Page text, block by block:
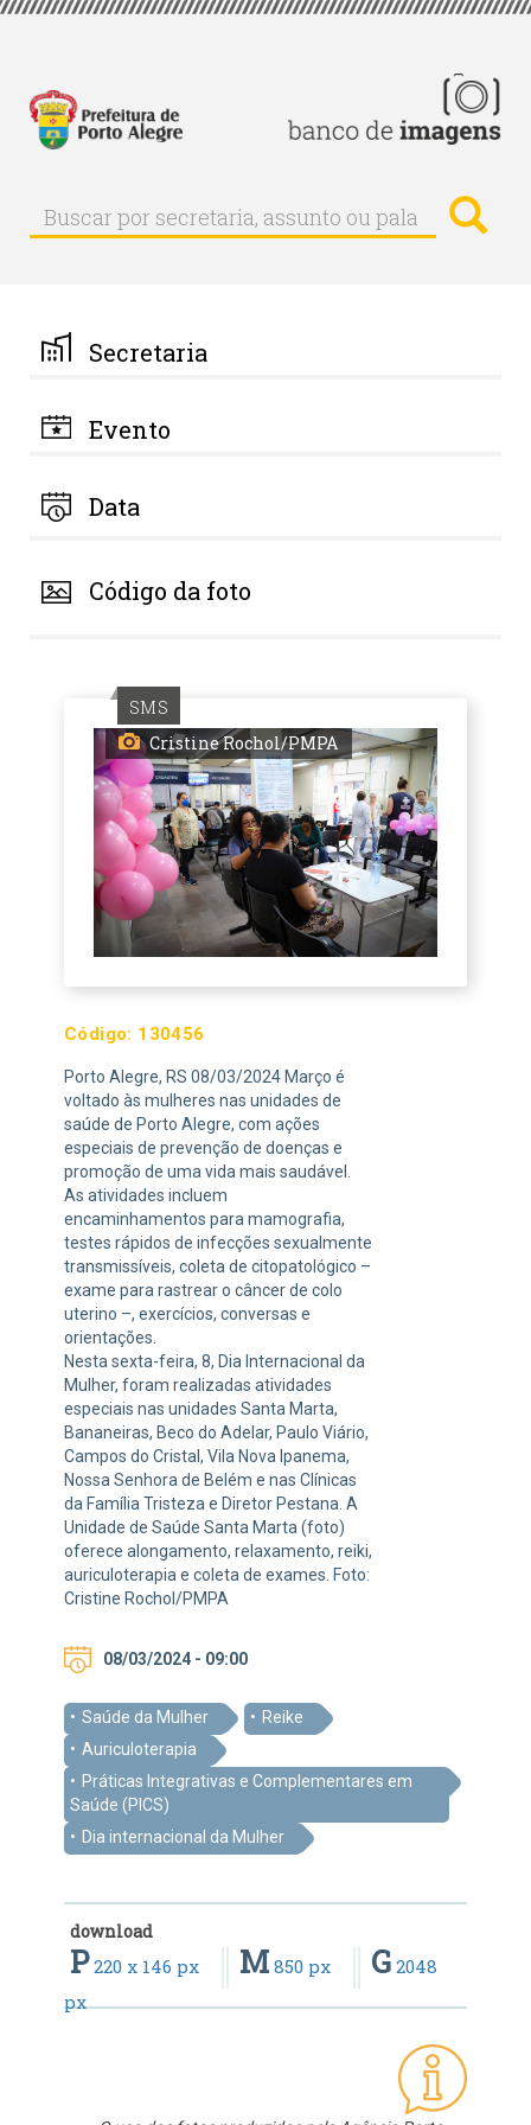
Pular
principal
Buscar
Buscar
por
palavra-
chave
Secretaria
Evento
Data
Código da foto
SMS
Cristine Rochol/PMPA
Código: 130456
Porto Alegre, RS 08/03/2024 Março é
voltado às mulheres nas unidades de
saúde de Porto Alegre, com ações
especiais de prevenção de doenças e
promoção de uma vida mais saudável.
As atividades incluem
encaminhamentos para mamografia,
testes rápidos de infecções sexualmente
transmissíveis, coleta de citopatológico –
exame para rastrear o câncer de colo
uterino –, exercícios, conversas e
orientações.
Nesta sexta-feira, 8, Dia Internacional da
Mulher, foram realizadas atividades
especiais nas unidades Santa Marta,
Bananeiras, Beco do Adelar, Paulo Viário,
Campos do Cristal, Vila Nova Ipanema,
Nossa Senhora de Belém e nas Clínicas
da Família Tristeza e Diretor Pestana. A
Unidade de Saúde Santa Marta (foto)
oferece alongamento, relaxamento, reiki,
auriculoterapia e coleta de exames. Foto:
Cristine Rochol/PMPA
08/03/2024 - 09:00
Saúde da Mulher
Reike
Auriculoterapia
Práticas Integrativas e Complementares em
Saúde (PICS)
Dia internacional da Mulher
download
P220 x 146 px M 850 px G 2048
px